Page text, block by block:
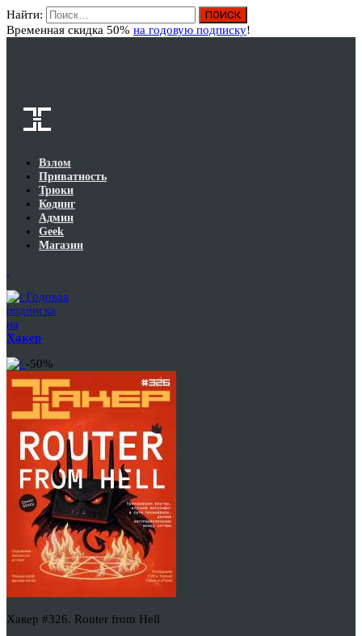
Найти:
Временная скидка 50% на годовую подписку!
Взлом
Приватность
Трюки
Кодинг
Админ
Geek
Магазин
Годовая
подписка
на
Хакер
-50%
Хакер #326. Router from Hell